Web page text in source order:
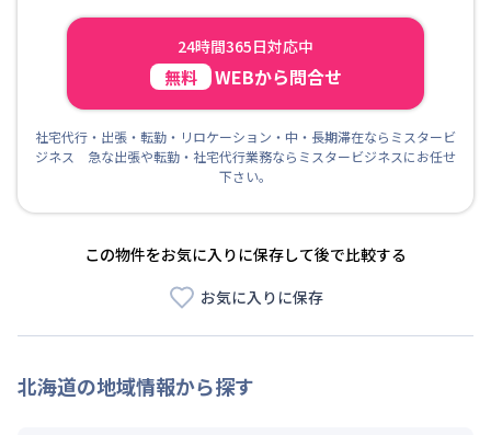
24時間365日対応中
無料 WEBから問合せ
社宅代行・出張・転勤・リロケーション・中・長期滞在ならミスタービ
ジネス 急な出張や転勤・社宅代行業務ならミスタービジネスにお任せ
下さい。
この物件をお気に入りに保存して後で比較する
お気に入りに保存
北海道の地域情報から探す